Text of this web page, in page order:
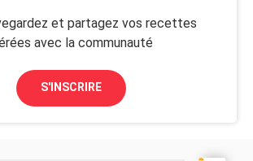
et partagez vos recettes
avec la communauté
S'INSCRIRE